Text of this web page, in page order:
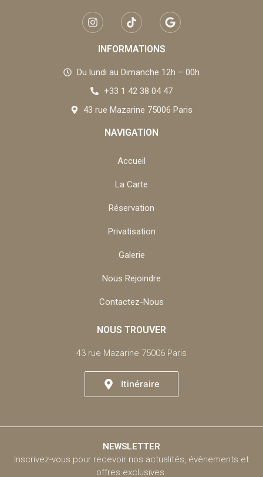
INFORMATIONS
Du lundi au Dimanche 12h – 00h
+33 1 42 38 04 47
43 rue Mazarine 75006 Paris
NAVIGATION
Accueil
La Carte
Réservation
Privatisation
Galerie
Nous Rejoindre
Contactez-Nous
NOUS TROUVER
43 rue Mazarine 75006 Paris
Itinéraire
NEWSLETTER
Inscrivez-vous pour recevoir nos actualités, évènements et
offres exclusives.